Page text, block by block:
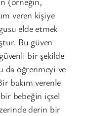
veren kişiye
elde etmek
Bu güven
bir şekilde
da öğrenmeyi ve
bakım verenle
bebeğin içsel
derin bir